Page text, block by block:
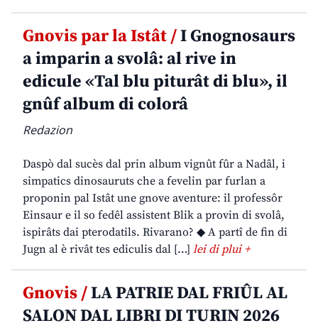
Gnovis par la Istât /I Gnognosaurs
a imparin a svolâ: al rive in
edicule «Tal blu piturât di blu», il
gnûf album di colorâ
Redazion
Daspò dal sucès dal prin album vignût fûr a Nadâl, i
simpatics dinosauruts che a fevelin par furlan a
proponin pal Istât une gnove aventure: il professôr
Einsaur e il so fedêl assistent Blik a provin di svolâ,
ispirâts dai pterodatils. Rivarano? ◆ A partî de fin di
Jugn al è rivât tes ediculis dal […] lei di plui +
Gnovis /LA PATRIE DAL FRIÛL AL
SALON DAL LIBRI DI TURIN 2026